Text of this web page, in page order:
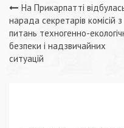
Навігація
записів
На Прикарпатті
нарада секретарів комісій з
питань техногенно-
безпеки і надзвичайних
ситуацій